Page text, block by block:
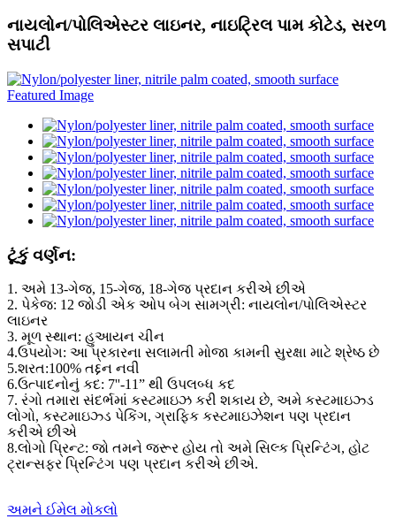
નાયલોન/પોલિએસ્ટર લાઇનર, નાઇટ્રિલ પામ કોટેડ, સરળ
સપાટી
ટૂંકું વર્ણન:
1. અમે 13-ગેજ, 15-ગેજ, 18-ગેજ પ્રદાન કરીએ છીએ
2. પેકેજ: 12 જોડી એક ઓપ બેગ સામગ્રી: નાયલોન/પોલિએસ્ટર
લાઇનર
3. મૂળ સ્થાન: હુઆયન ચીન
4.ઉપયોગ: આ પ્રકારના સલામતી મોજા કામની સુરક્ષા માટે શ્રેષ્ઠ છે
5.શરત:100% તદ્દન નવી
6.ઉત્પાદનોનું કદ: 7''-11” થી ઉપલબ્ધ કદ
7. રંગો તમારા સંદર્ભમાં કસ્ટમાઇઝ કરી શકાય છે, અમે કસ્ટમાઇઝ્ડ
લોગો, કસ્ટમાઇઝ્ડ પેકિંગ, ગ્રાફિક કસ્ટમાઇઝેશન પણ પ્રદાન
કરીએ છીએ
8.લોગો પ્રિન્ટ: જો તમને જરૂર હોય તો અમે સિલ્ક પ્રિન્ટિંગ, હોટ
ટ્રાન્સફર પ્રિન્ટિંગ પણ પ્રદાન કરીએ છીએ.
અમને ઈમેલ મોકલો